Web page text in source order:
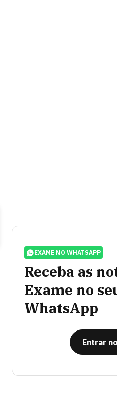
EXAME NO WHATSAPP
Receba as
Exame no
WhatsApp
Entrar